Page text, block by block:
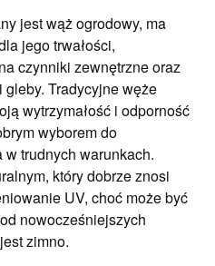
jest wąż ogrodowy, ma
jego trwałości,
czynniki zewnętrzne oraz
Tradycyjne węże
wytrzymałość i odporność
wyborem do
trudnych warunkach.
który dobrze znosi
UV, choć może być
nowocześniejszych
zimno.